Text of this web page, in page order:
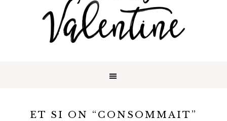
ET SI ON “CONSOMMAIT”